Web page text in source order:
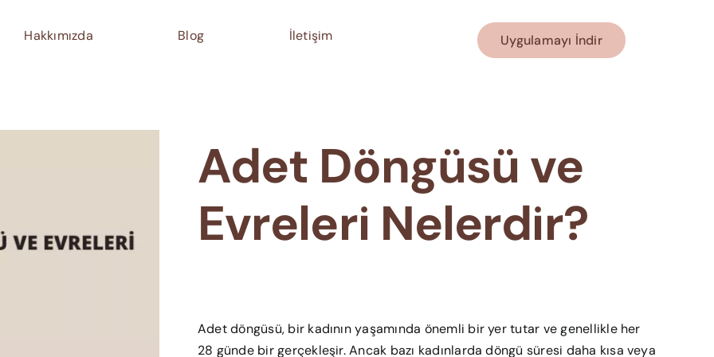
Hakkımızda Blog İletişim Uygulamayı İndir
Adet Döngüsü ve
Evreleri Nelerdir?
Adet döngüsü, bir kadının yaşamında önemli bir yer tutar ve genellikle her
28 günde bir gerçekleşir. Ancak bazı kadınlarda döngü süresi daha kısa veya